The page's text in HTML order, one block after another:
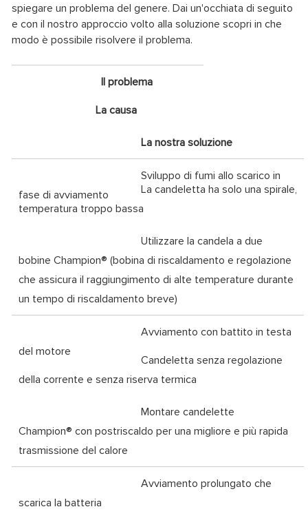
spiegare un problema del genere. Dai un'occhiata di seguito
e con il nostro approccio volto alla soluzione scopri in che
modo è possibile risolvere il problema.
Il problema
La causa
La nostra soluzione
Sviluppo di fumi allo scarico in
fase di avviamento
La candeletta ha solo una spirale,
temperatura troppo bassa
Utilizzare la candela a due
bobine Champion® (bobina di riscaldamento e regolazione
che assicura il raggiungimento di alte temperature durante
un tempo di riscaldamento breve)
Avviamento con battito in testa
del motore
Candeletta senza regolazione
della corrente e senza riserva termica
Montare candelette
Champion® con postriscaldo per una migliore e più rapida
trasmissione del calore
Avviamento prolungato che
scarica la batteria